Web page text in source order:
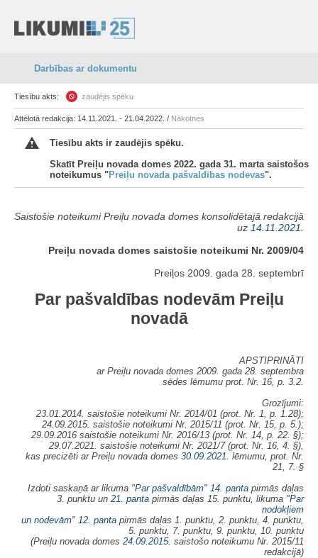
Darbības ar dokumentu
Tiesību akts: zaudējis spēku
Attēlotā redakcija: 14.11.2021. - 21.04.2022. / Nākotnes
Tiesību akts ir zaudējis spēku.
Skatīt Preiļu novada domes 2022. gada 31. marta saistošos
noteikumus "Preiļu novada pašvaldības nodevas".
Saistošie noteikumi Preiļu novada domes konsolidētajā redakcijā
uz 14.11.2021.
Preiļu novada domes saistošie noteikumi Nr. 2009/04
Preiļos 2009. gada 28. septembrī
Par pašvaldības nodevām Preiļu
novadā
APSTIPRINĀTI
ar Preiļu novada domes 2009. gada 28. septembra
sēdes lēmumu prot. Nr. 16, p. 3.2.
Grozījumi:
23.01.2014. saistošie noteikumi Nr. 2014/01 (prot. Nr. 1, p. 1.28);
24.09.2015. saistošie noteikumi Nr. 2015/11 (prot. Nr. 15, p. 5.);
29.09.2016 saistošie noteikumi Nr. 2016/13 (prot. Nr. 14, p. 22. §);
29.07.2021. saistošie noteikumi Nr. 2021/7 (prot. Nr. 16, 4. §),
kas precizēti ar Preiļu novada domes 30.09.2021. lēmumu, prot. Nr.
21, 7. §
Izdoti saskaņā ar likuma "Par pašvaldībām" 14. panta pirmās daļas
3. punktu un 21. panta pirmās daļas 15. punktu, likuma "Par
nodokļiem
un nodevām" 12. panta pirmās daļas 1. punktu, 2. punktu, 4. punktu,
5. punktu, 7. punktu, 9. punktu, 10. punktu
(Preiļu novada domes 24.09.2015. saistošo noteikumu Nr. 2015/11
redakcijā)